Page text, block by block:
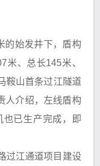
的始发井下，盾构
米、总长145米、
鞍山首条过江隧道
人介绍，左线盾构
也已生产完成，即
过江通道项目建设